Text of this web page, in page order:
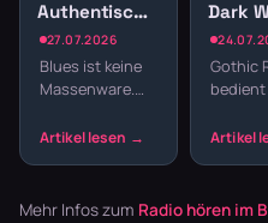
27.07.2026
Authentische
Blues-Sender
online hören
Blues ist keine
Massenware.
von echten
und Gitarren,
Dark
und
für
Gothic
nicht
Hier
Mehr Infos zum Radio hören im